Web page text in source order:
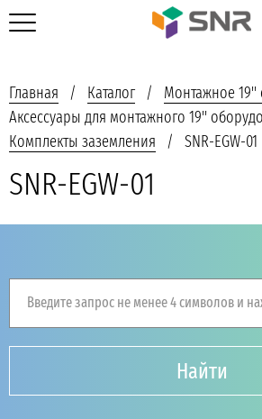
Главная Каталог
Монтажное
Аксессуары для монтажного 19''
Комплекты заземления
SNR-EGW-01
SNR-EGW-01
Введите запрос не менее 4 символов и
Найти